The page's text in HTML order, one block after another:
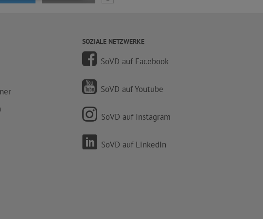
SOZIALE NETZWERKE
SoVD auf Facebook
SoVD auf Youtube
SoVD auf Instagram
SoVD auf LinkedIn